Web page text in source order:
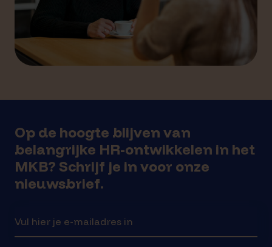
Op de hoogte blijven van
belangrijke HR-ontwikkelen in het
MKB? Schrijf je in voor onze
nieuwsbrief.